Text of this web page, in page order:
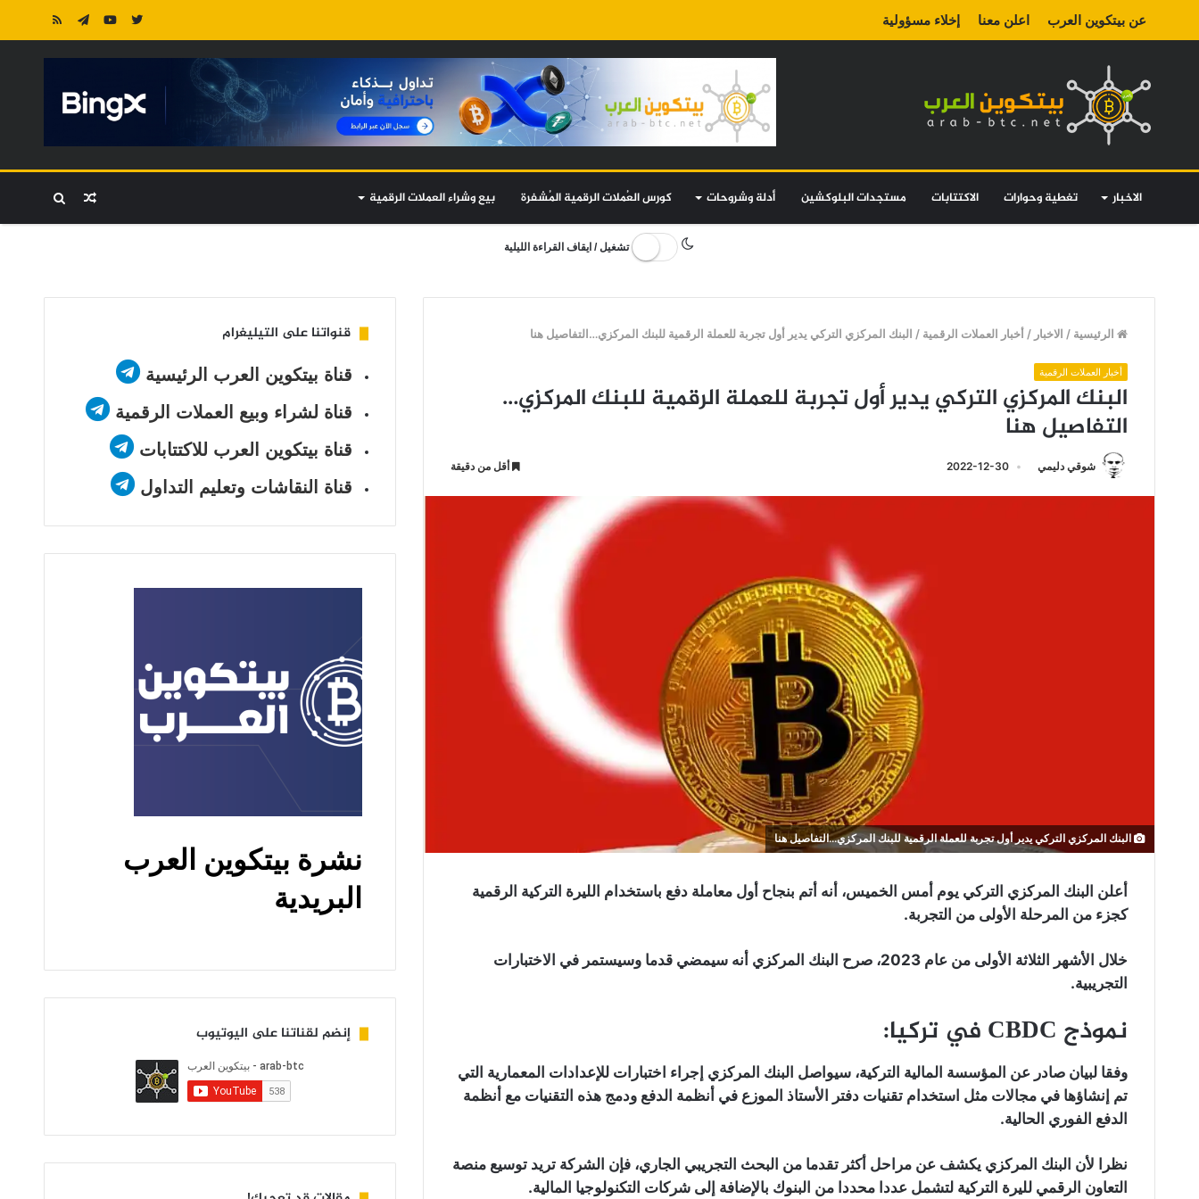
عن بيتكوين العرب اعلن معنا إخلاء مسؤولية
الاخبار تغطية وحوارات الاكتتابات مستجدات البلوكشين أدلة وشروحات كورس العُملات الرقمية المُشفرة بيع وشراء العملات الرقمية بحث مقال
تشغيل / ايقاف القراءة الليلية
الرئيسية / الاخبار / أخبار العملات الرقمية / البنك المركزي التركي يدير أول تجربة للعملة الرقمية للبنك المركزي…التفاصيل هنا
أخبار العملات الرقمية
البنك المركزي التركي يدير أول تجربة للعملة الرقمية للبنك المركزي…
التفاصيل هنا
شوقي دليمي 2022-12-30 أقل من دقيقة
البنك المركزي التركي يدير أول تجربة للعملة الرقمية للبنك المركزي...التفاصيل هنا
أعلن البنك المركزي التركي يوم أمس الخميس، أنه أتم بنجاح أول معاملة دفع باستخدام الليرة التركية الرقمية
كجزء من المرحلة الأولى من التجربة.
خلال الأشهر الثلاثة الأولى من عام 2023، صرح البنك المركزي أنه سيمضي قدما وسيستمر في الاختبارات
التجريبية.
نموذج CBDC في تركيا:
وفقا لبيان صادر عن المؤسسة المالية التركية، سيواصل البنك المركزي إجراء اختبارات للإعدادات المعمارية التي
تم إنشاؤها في مجالات مثل استخدام تقنيات دفتر الأستاذ الموزع في أنظمة الدفع ودمج هذه التقنيات مع أنظمة
الدفع الفوري الحالية.
نظرا لأن البنك المركزي يكشف عن مراحل أكثر تقدما من البحث التجريبي الجاري، فإن الشركة تريد توسيع منصة
التعاون الرقمي لليرة التركية لتشمل عددا محددا من البنوك بالإضافة إلى شركات التكنولوجيا المالية.
شركة “Bybit” تقاضي كوريا الشمالية
قنواتنا على التيليغرام
قناة بيتكوين العرب الرئيسية
قناة لشراء وبيع العملات الرقمية
قناة بيتكوين العرب للاكتتابات
قناة النقاشات وتعليم التداول
إنضم لقناتنا على اليوتيوب